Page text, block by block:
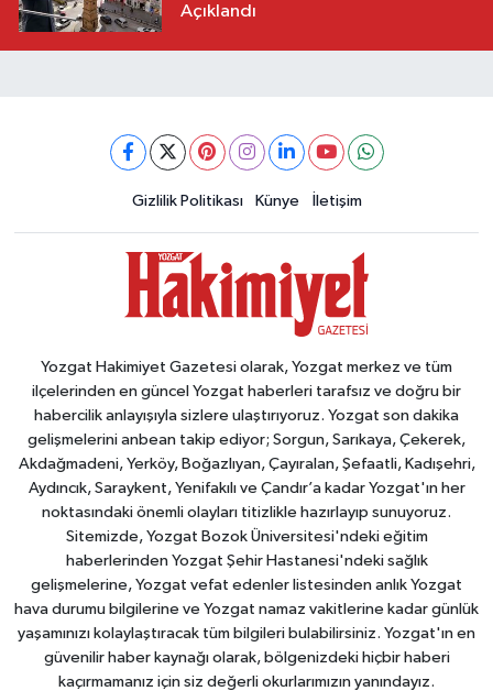
Açıklandı
Gizlilik Politikası Künye İletişim
Yozgat Hakimiyet Gazetesi olarak, Yozgat merkez ve tüm
ilçelerinden en güncel Yozgat haberleri tarafsız ve doğru bir
habercilik anlayışıyla sizlere ulaştırıyoruz. Yozgat son dakika
gelişmelerini anbean takip ediyor; Sorgun, Sarıkaya, Çekerek,
Akdağmadeni, Yerköy, Boğazlıyan, Çayıralan, Şefaatli, Kadışehri,
Aydıncık, Saraykent, Yenifakılı ve Çandır’a kadar Yozgat'ın her
noktasındaki önemli olayları titizlikle hazırlayıp sunuyoruz.
Sitemizde, Yozgat Bozok Üniversitesi'ndeki eğitim
haberlerinden Yozgat Şehir Hastanesi'ndeki sağlık
gelişmelerine, Yozgat vefat edenler listesinden anlık Yozgat
hava durumu bilgilerine ve Yozgat namaz vakitlerine kadar günlük
yaşamınızı kolaylaştıracak tüm bilgileri bulabilirsiniz. Yozgat'ın en
güvenilir haber kaynağı olarak, bölgenizdeki hiçbir haberi
kaçırmamanız için siz değerli okurlarımızın yanındayız.